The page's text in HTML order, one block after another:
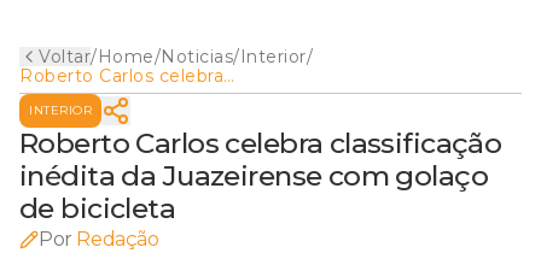
Voltar/Home/Noticias/Interior/
Roberto Carlos celebra
classificação inédita da
Juazeirense com golaço de
bicicleta
INTERIOR
Roberto Carlos celebra classificação
inédita da Juazeirense com golaço
de bicicleta
Por Redação